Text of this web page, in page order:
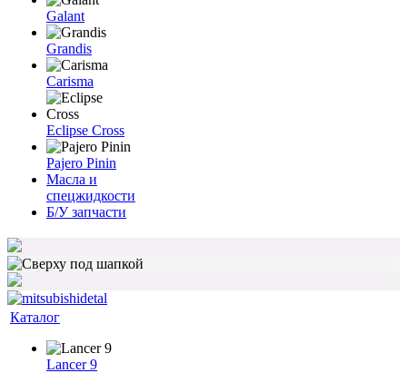
Galant
Grandis
Carisma
Eclipse Cross
Pajero Pinin
Масла и
спецжидкости
Б/У запчасти
Каталог
Lancer 9